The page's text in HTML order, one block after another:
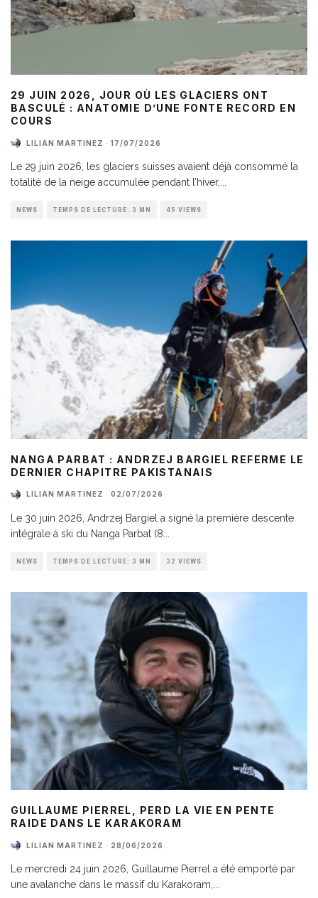
29 JUIN 2026, JOUR OÙ LES GLACIERS ONT
BASCULÉ : ANATOMIE D’UNE FONTE RECORD EN
COURS
LILIAN MARTINEZ · 17/07/2026
Le 29 juin 2026, les glaciers suisses avaient déjà consommé la
totalité de la neige accumulée pendant l’hiver,
NEWS TEMPS DE LECTURE: 3 MN 45 VIEWS
NANGA PARBAT : ANDRZEJ BARGIEL REFERME LE
DERNIER CHAPITRE PAKISTANAIS
LILIAN MARTINEZ · 02/07/2026
Le 30 juin 2026, Andrzej Bargiel a signé la première descente
intégrale à ski du Nanga Parbat (8
NEWS TEMPS DE LECTURE: 3 MN 32 VIEWS
GUILLAUME PIERREL, PERD LA VIE EN PENTE
RAIDE DANS LE KARAKORAM
LILIAN MARTINEZ · 28/06/2026
Le mercredi 24 juin 2026, Guillaume Pierrel a été emporté par
une avalanche dans le massif du Karakoram,...